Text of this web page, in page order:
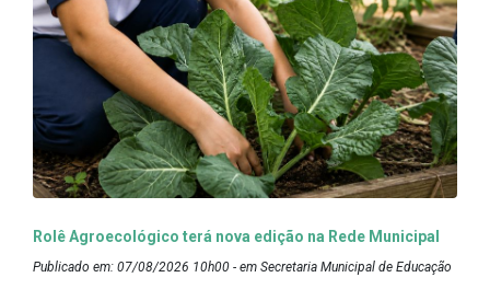
Rolê Agroecológico terá nova edição na Rede Municipal
Publicado em: 07/08/2026 10h00 - em Secretaria Municipal de Educação